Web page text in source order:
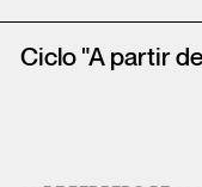
Ciclo "A partir